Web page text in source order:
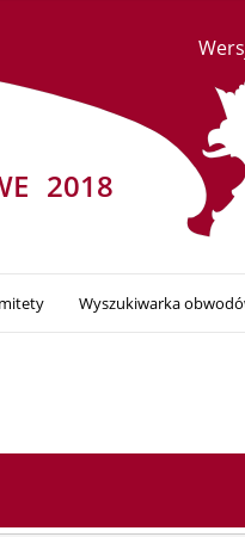
2018
Wyszukiwarka